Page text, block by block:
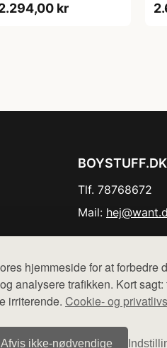
hjemmeside for at forbedre
analysere trafikken. Kort
irriterende. Cookie- og
Afvis ikke‑nødvendige
kr
BOYSTUFF.DK
Tlf. 78768672
Mail:
ikke varer fra denne side -